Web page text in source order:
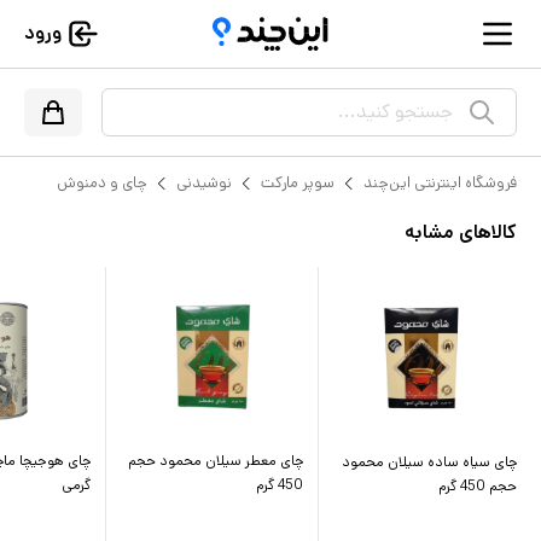
ورود
جستجو کنید...
فروشگاه اینترنتی این‌چند سوپر مارکت نوشیدنی چای و دمنوش
کالاهای مشابه
چای سیاه ساده سیلان محمود
حجم 450 گرم
چای معطر سیلان محمود حجم
450 گرم
گرمی